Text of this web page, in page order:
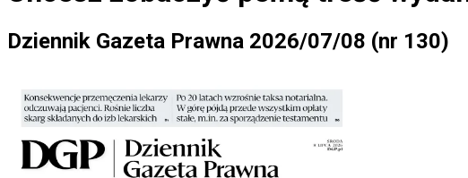
Dziennik Gazeta Prawna 2026/07/08 (nr 130)